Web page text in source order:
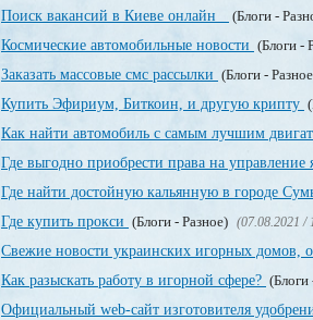
Поиск вакансий в Киеве онлайн (Блоги -
Космические автомобильные новости (Блоги -
Заказать массовые смс рассылки (Блоги -
Купить Эфириум, Биткоин, и другую крипту
Как найти автомобиль с самым лучшим
Где выгодно приобрести права на управление
Где найти достойную кальянную в городе
Где купить прокси (Блоги - Разное) (07.08.2021 /
Свежие новости украинских игорных домов,
Как разыскать работу в игорной сфере? (Блоги
Официальный web-сайт изготовителя